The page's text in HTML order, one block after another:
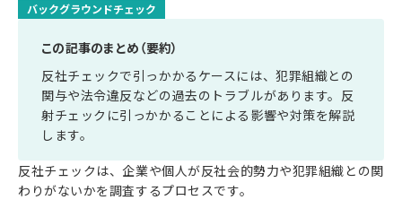
バックグラウンドチェック
この記事のまとめ（要約）
反社チェックで引っかかるケースには、犯罪組織との
関与や法令違反などの過去のトラブルがあります。反
射チェックに引っかかることによる影響や対策を解説
します。
反社チェックは、企業や個人が反社会的勢力や犯罪組織との関
わりがないかを調査するプロセスです。